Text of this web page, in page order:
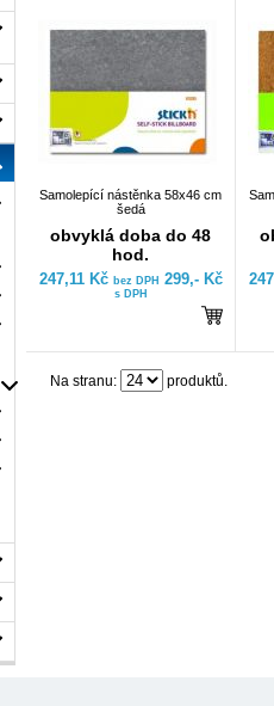
Samolepící nástěnka 58x46 cm
šedá
obvyklá doba do 48
hod.
247,11 Kč bez DPH 299,- Kč
s DPH
Na stranu: produktů.